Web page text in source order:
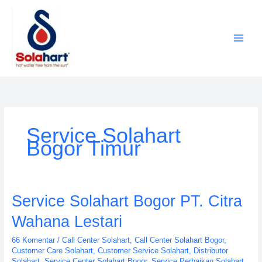
Service Solahart
Bogor Timur
Service Solahart Bogor PT. Citra
Wahana Lestari
66 Komentar / Call Center Solahart, Call Center Solahart Bogor,
Customer Care Solahart, Customer Service Solahart,
Distributor
Service
Solahart
Bogor
PT.
Citra